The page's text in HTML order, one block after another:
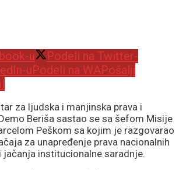
u
Podeli na Twitter-
uPodeli na WAPošalji
za ljudska i manjinska prava i
Beriša sastao se sa šefom Misije
Peškom sa kojim je razgovarao
za unapređenje prava nacionalnih
jačanja institucionalne saradnje.